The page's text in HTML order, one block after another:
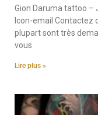
Gion Daruma tattoo –
Icon-email Contactez
plupart sont très
vous
Lire plus »